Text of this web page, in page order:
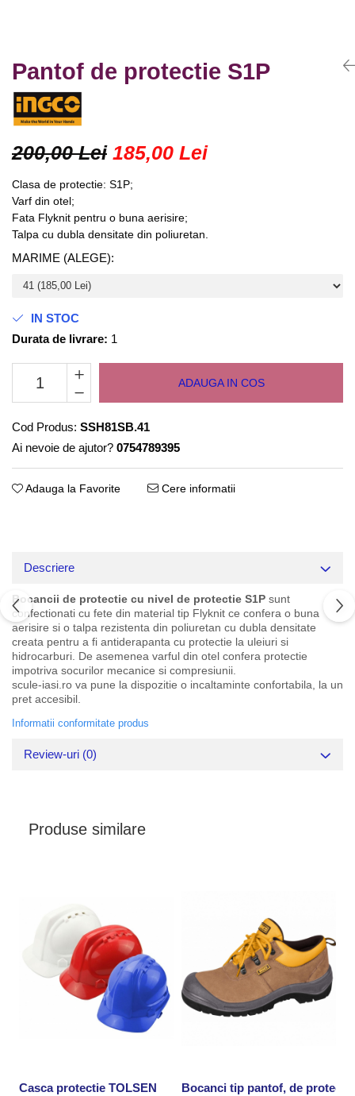
Instrumete masura/accesorii
Accesorii si consumabile
Biti si truse biti
Burghie si truse burghie
Discuri
Dalti si spituri
Alte unelte si accesorii
Motoare universale
Unelte casa
Unelte gradina
Pantof de protectie S1P
200,00 Lei 185,00 Lei
Clasa de protectie: S1P;
Varf din otel;
Fata Flyknit pentru o buna aerisire;
Talpa cu dubla densitate din poliuretan.
MARIME (ALEGE):
IN STOC
Durata de livrare: 1
ADAUGA IN COS
Cod Produs: SSH81SB.41
Ai nevoie de ajutor? 0754789395
Adauga la Favorite Cere informatii
Descriere
Bocancii de protectie cu nivel de protectie S1P sunt
confectionati cu fete din material tip Flyknit ce confera o buna
aerisire si o talpa rezistenta din poliuretan cu dubla densitate
creata pentru a fi antiderapanta cu protectie la uleiuri si
hidrocarburi. De asemenea varful din otel confera protectie
impotriva socurilor mecanice si compresiunii.
scule-iasi.ro va pune la dispozitie o incaltaminte confortabila, la un
pret accesibil.
Informatii conformitate produs
Review-uri (0)
Produse similare
Casca protectie TOLSEN Bocanci tip pantof, de